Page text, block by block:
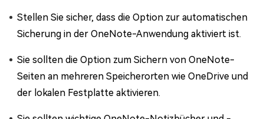
Stellen Sie sicher, dass die Option zur automatischen
Sicherung in der OneNote-Anwendung aktiviert ist.
Sie sollten die Option zum Sichern von OneNote-
Seiten an mehreren Speicherorten wie OneDrive und
der lokalen Festplatte aktivieren.